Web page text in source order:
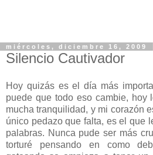
miércoles, diciembre 16, 2009
Silencio Cautivador
Hoy quizás es el día más
puede que todo eso cambie, hoy
mucha tranquilidad, y mi corazón
único pedazo que falta, es el que
palabras. Nunca pude ser más
torturé pensando en como